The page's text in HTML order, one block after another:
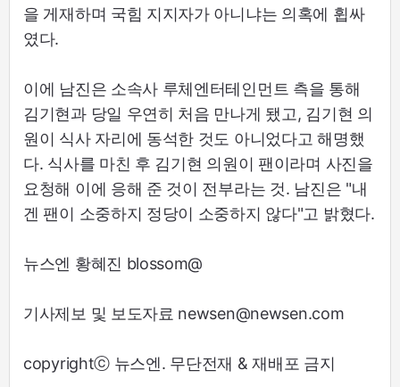
을 게재하며 국힘 지지자가 아니냐는 의혹에 휩싸
였다.
이에 남진은 소속사 루체엔터테인먼트 측을 통해
김기현과 당일 우연히 처음 만나게 됐고, 김기현 의
원이 식사 자리에 동석한 것도 아니었다고 해명했
다. 식사를 마친 후 김기현 의원이 팬이라며 사진을
요청해 이에 응해 준 것이 전부라는 것. 남진은 "내
겐 팬이 소중하지 정당이 소중하지 않다"고 밝혔다.
뉴스엔 황혜진 blossom@
기사제보 및 보도자료 newsen@newsen.com
copyrightⓒ 뉴스엔. 무단전재 & 재배포 금지